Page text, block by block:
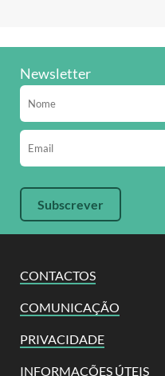
CONTACTOS
COMUNICAÇÃO
PRIVACIDADE
INFORMAÇÕES ÚTEIS
Newsletter